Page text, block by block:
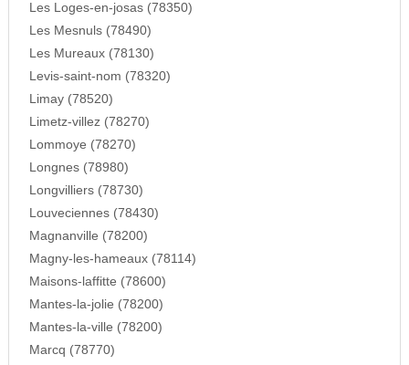
Les Loges-en-josas (78350)
Les Mesnuls (78490)
Les Mureaux (78130)
Levis-saint-nom (78320)
Limay (78520)
Limetz-villez (78270)
Lommoye (78270)
Longnes (78980)
Longvilliers (78730)
Louveciennes (78430)
Magnanville (78200)
Magny-les-hameaux (78114)
Maisons-laffitte (78600)
Mantes-la-jolie (78200)
Mantes-la-ville (78200)
Marcq (78770)